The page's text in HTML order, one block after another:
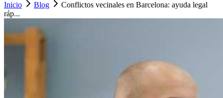
Inicio Blog
Conflictos vecinales en Barcelona: ayuda legal
ráp...